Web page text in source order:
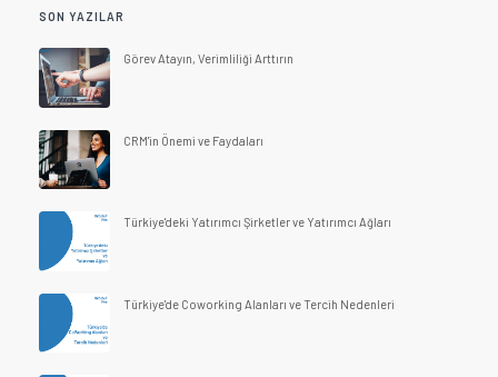
SON YAZILAR
Görev Atayın, Verimliliği Arttırın
CRM'in Önemi ve Faydaları
Türkiye'deki Yatırımcı Şirketler ve Yatırımcı Ağları
Türkiye'de Coworking Alanları ve Tercih Nedenleri